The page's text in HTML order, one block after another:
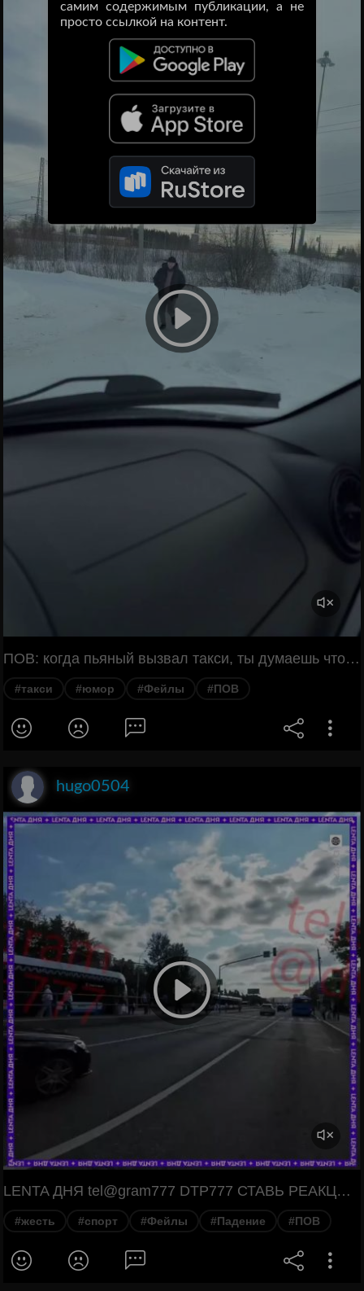
ПОВ: когда пьяный вызвал такси, ты думаешь что это было так: Здравствуйте. Ой, блин, холодно. Извините, что долго. Я доплачу. Что видел таксист: (смех таксиста) Что, блядь, поближе не мог подъехать? Ой. Здравствуйте.
#такси #юмор #Фейлы #ПОВ
hugo0504
LENTA ДНЯ tel@gram777 DTP777 СТАВЬ РЕАКЦИЮ ПОДПИШИСЬ!
#жесть #спорт #Фейлы #Падение #ПОВ
самим содержимым публикации, а не
просто ссылкой на контент.